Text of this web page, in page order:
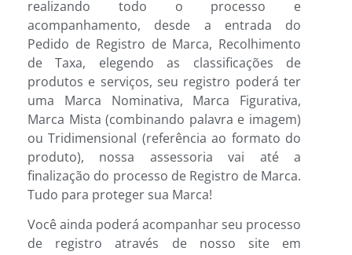
realizando todo o processo e
acompanhamento, desde a entrada do
Pedido de Registro de Marca, Recolhimento
de Taxa, elegendo as classificações de
produtos e serviços, seu registro poderá ter
uma Marca Nominativa, Marca Figurativa,
Marca Mista (combinando palavra e imagem)
ou Tridimensional (referência ao formato do
produto), nossa assessoria vai até a
finalização do processo de Registro de Marca.
Tudo para proteger sua Marca!
Você ainda poderá acompanhar seu processo
de registro através de nosso site em